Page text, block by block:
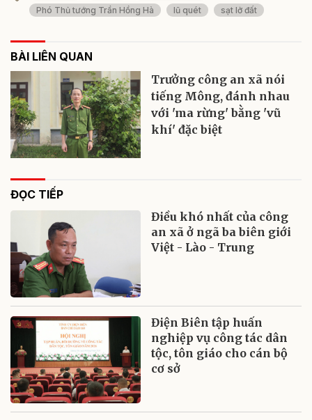
Phó Thủ tướng Trần Hồng Hà
lũ quét sạt lở đất
BÀI LIÊN QUAN
Trưởng công an xã nói
tiếng Mông, đánh nhau
với 'ma rừng' bằng 'vũ
khí' đặc biệt
ĐỌC TIẾP
Điều khó nhất của công
an xã ở ngã ba biên giới
Việt - Lào - Trung
Điện Biên tập huấn
nghiệp vụ công tác dân
tộc, tôn giáo cho cán bộ
cơ sở